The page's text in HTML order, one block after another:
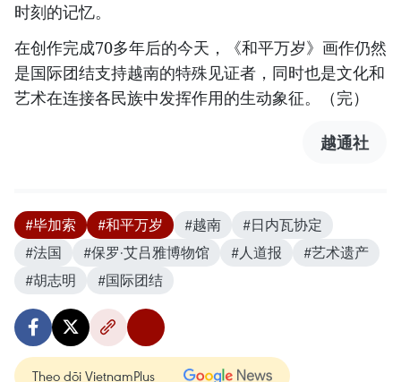
时刻的记忆。
在创作完成70多年后的今天，《和平万岁》画作仍然
是国际团结支持越南的特殊见证者，同时也是文化和
艺术在连接各民族中发挥作用的生动象征。（完）
越通社
#毕加索 #和平万岁 #越南
#日内瓦协定
#法国
#保罗·艾吕雅博物馆 #人道报
#艺术遗产
#胡志明
#国际团结
Theo dõi VietnamPlus